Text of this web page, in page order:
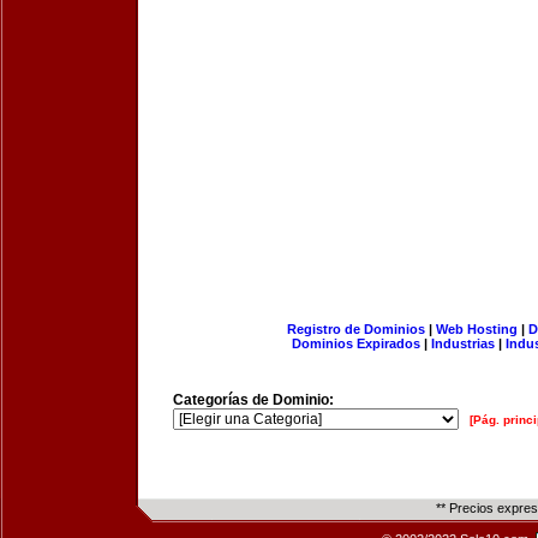
Registro de Dominios| Web Hosting |
Dominios Expirados | Industrias |
Categorías de Dominio:
[Pág.
** Precios